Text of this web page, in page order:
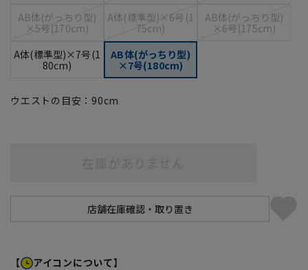
AB体(がっちり型)
×5号(170cm)
A体(標準型)×6号(1
75cm)
AB体(がっちり型)
×6号(175cm)
A体(標準型)×7号(1
80cm)
AB体(がっちり型)
×7号(180cm)
ウエストの目安： 90cm
【 アイコンについて】